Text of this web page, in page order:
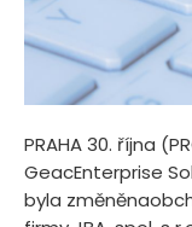
PRAHA 30. října
GeacEnterprise
byla